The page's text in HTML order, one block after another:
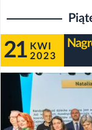
21 KWI
2023